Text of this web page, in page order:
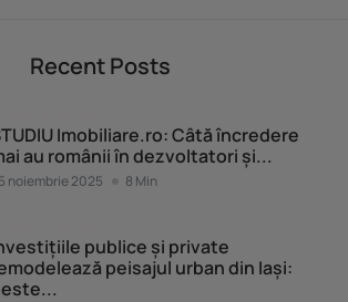
Recent Posts
Imobiliare.ro: Câtă încredere
au românii în dezvoltatori și...
noiembrie 2025 8 Min
publice și private
peisajul urban din Iași: